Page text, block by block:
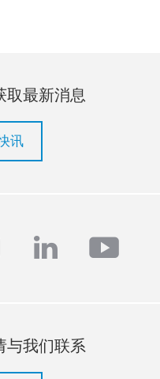
取最新消息
讯
linkedin
与我们联系